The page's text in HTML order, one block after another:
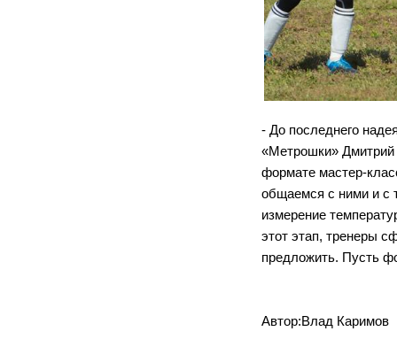
- До последнего
«Метрошки» Дмитрий
формате мастер-
общаемся с ними и с
измерение
этот этап, тренеры
предложить. Пусть
Автор:Влад Каримов